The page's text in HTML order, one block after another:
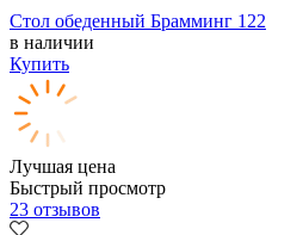
Стол обеденный Брамминг 122
в наличии
Купить
Лучшая цена
Быстрый просмотр
23 отзывов